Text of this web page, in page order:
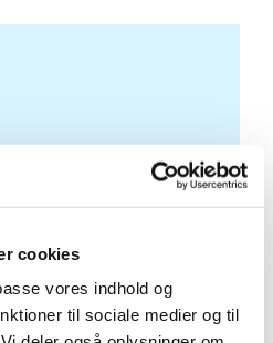
cookies
vores indhold og
til sociale medier og til